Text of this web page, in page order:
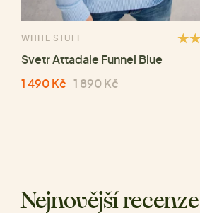
WHITE STUFF
Svetr Attadale Funnel Blue
1 490 Kč 1 890 Kč
Nejnovější recenze